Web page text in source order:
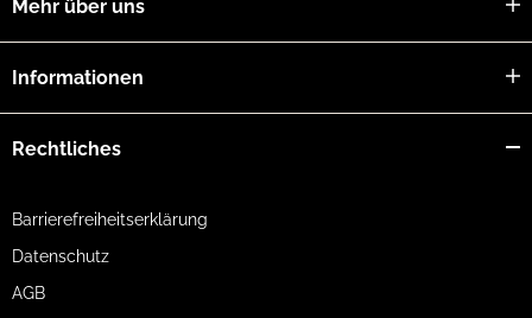
Mehr über uns
Informationen
Rechtliches
Barrierefreiheitserklärung
Datenschutz
AGB